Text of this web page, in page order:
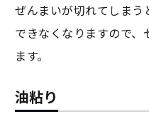
ぜんまいが切れてしま
できなくなりますので、
ます。
油粘り